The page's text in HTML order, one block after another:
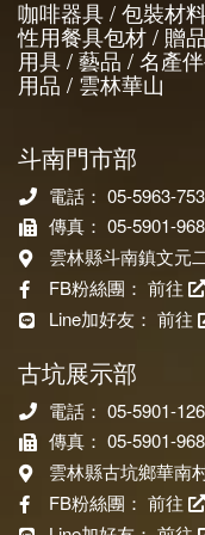
咖啡器具 / 包裝材
性用餐具包材 / 贈
用具 / 藝品 / 名產
用品 / 雲林華山
斗南門市部
電話： 05-5963-753
傳真： 05-5901-968
雲林縣斗南鎮文元
FB粉絲團： 前往
Line加好友： 前往
古坑展示部
電話： 05-5901-126
傳真： 05-5901-968
雲林縣古坑鄉華南
FB粉絲團： 前往